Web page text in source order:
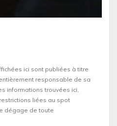
ici sont publiées à titre
responsable de sa
informations trouvées ici,
liées au spot
dégage de toute